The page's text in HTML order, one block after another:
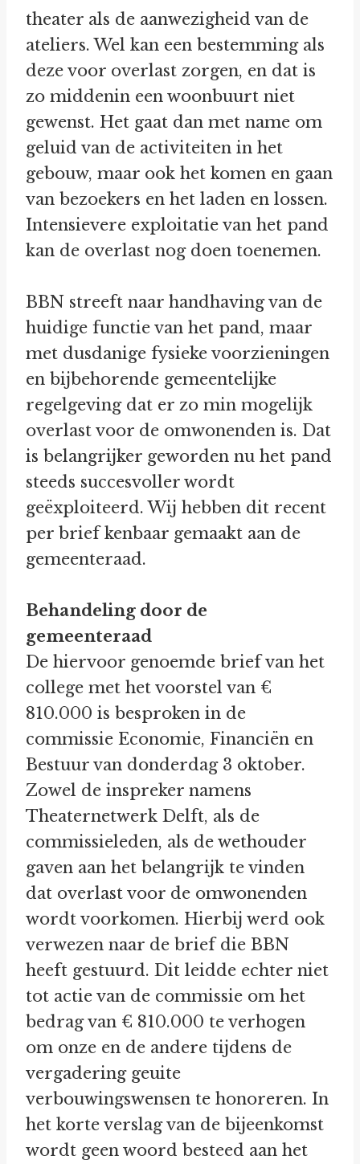
theater als de aanwezigheid van de
ateliers. Wel kan een bestemming als
deze voor overlast zorgen, en dat is
zo middenin een woonbuurt niet
gewenst. Het gaat dan met name om
geluid van de activiteiten in het
gebouw, maar ook het komen en gaan
van bezoekers en het laden en lossen.
Intensievere exploitatie van het pand
kan de overlast nog doen toenemen.
BBN streeft naar handhaving van de
huidige functie van het pand, maar
met dusdanige fysieke voorzieningen
en bijbehorende gemeentelijke
regelgeving dat er zo min mogelijk
overlast voor de omwonenden is. Dat
is belangrijker geworden nu het pand
steeds succesvoller wordt
geëxploiteerd. Wij hebben dit recent
per brief kenbaar gemaakt aan de
gemeenteraad.
Behandeling door de
gemeenteraad
De hiervoor genoemde brief van het
college met het voorstel van €
810.000 is besproken in de
commissie Economie, Financiën en
Bestuur van donderdag 3 oktober.
Zowel de inspreker namens
Theaternetwerk Delft, als de
commissieleden, als de wethouder
gaven aan het belangrijk te vinden
dat overlast voor de omwonenden
wordt voorkomen. Hierbij werd ook
verwezen naar de brief die BBN
heeft gestuurd. Dit leidde echter niet
tot actie van de commissie om het
bedrag van € 810.000 te verhogen
om onze en de andere tijdens de
vergadering geuite
verbouwingswensen te honoreren. In
het korte verslag van de bijeenkomst
wordt geen woord besteed aan het